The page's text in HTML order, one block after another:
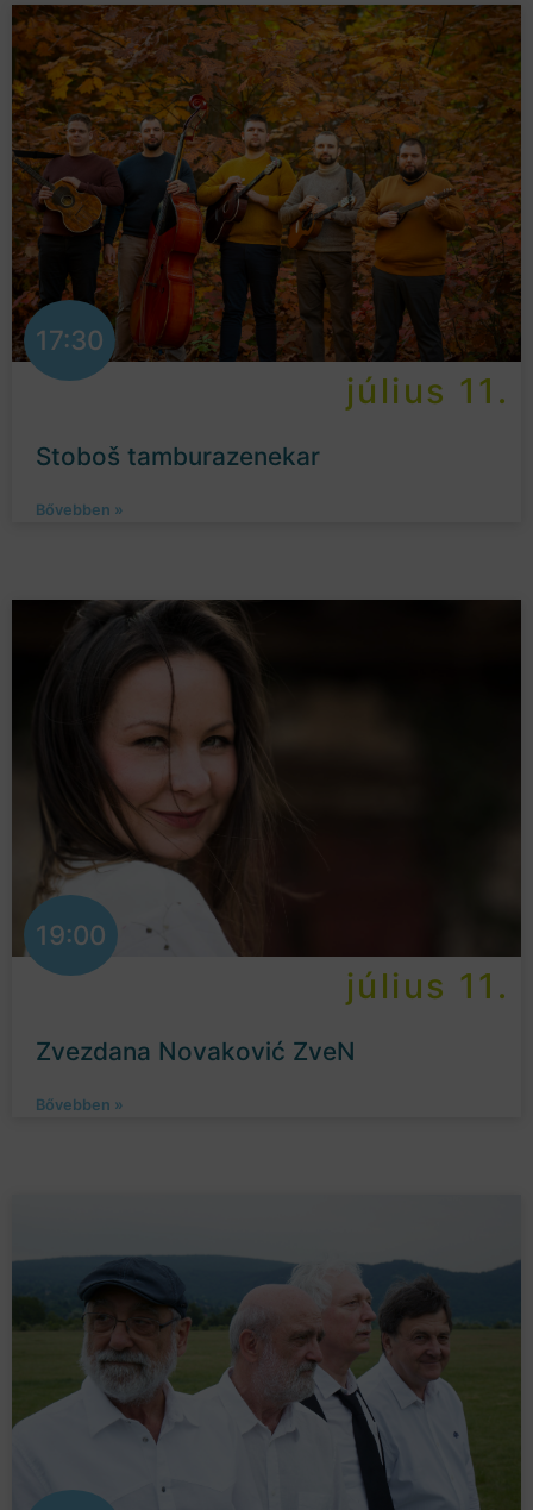
17:30
július 11.
Stoboš tamburazenekar
Bővebben »
19:00
július 11.
Zvezdana Novaković ZveN
Bővebben »